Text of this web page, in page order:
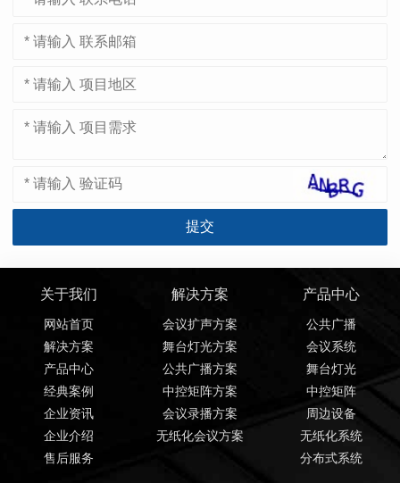
关于我们
网站首页
解决方案
产品中心
经典案例
企业资讯
企业介绍
售后服务
解决方案
会议扩声方案
舞台灯光方案
公共广播方案
中控矩阵方案
会议录播方案
无纸化会议方案
产品中心
公共广播
会议系统
舞台灯光
中控矩阵
周边设备
无纸化系统
分布式系统